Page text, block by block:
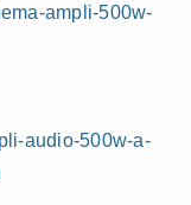
ampli-500w-
audio-500w-a-